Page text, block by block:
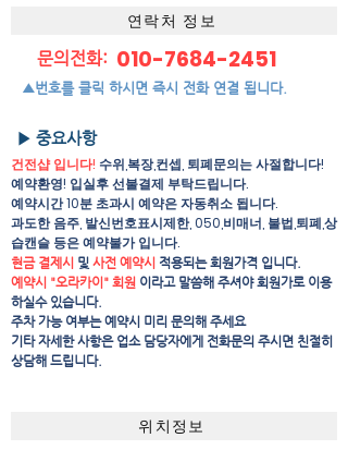
연락처 정보
문의전화: 010-7684-2451
▲번호를 클릭 하시면 즉시 전화 연결 됩니다.
▶ 중요사항
건전샵 입니다! 수위,복장,컨셉, 퇴폐문의는 사절합니다!
예약환영! 입실후 선불결제 부탁드립니다.
예약시간 10분 초과시 예약은 자동취소 됩니다.
과도한 음주, 발신번호표시제한, 050,비매너, 불법,퇴폐,상
습캔슬 등은 예약불가 입니다.
현금 결제시 및 사전 예약시 적용되는 회원가격 입니다.
예약시 "오라카이" 회원 이라고 말씀해 주셔야 회원가로 이용
하실수 있습니다.
주차 가능 여부는 예약시 미리 문의해 주세요
​기타 자세한 사항은 업소 담당자에게 전화문의 주시면 친절히
상담해 드립니다.
위치정보